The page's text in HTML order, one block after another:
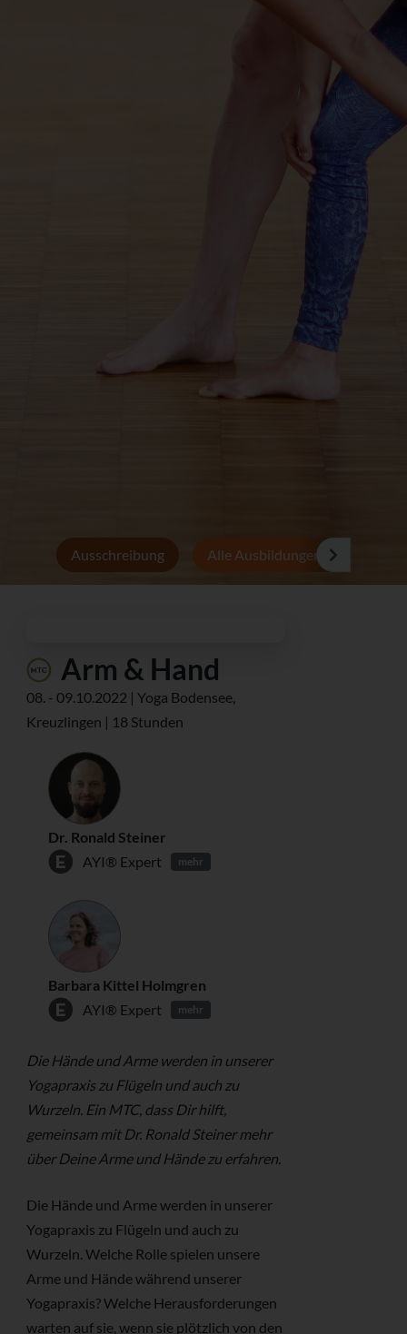
Ausschreibung Alle Ausbildungen
Arm & Hand
08. - 09.10.2022 | Yoga Bodensee,
Kreuzlingen | 18 Stunden
Dr. Ronald Steiner
AYI® Expert
mehr
Barbara Kittel Holmgren
AYI® Expert
mehr
Die Hände und Arme werden in unserer
Yogapraxis zu Flügeln und auch zu
Wurzeln. Ein MTC, dass Dir hilft,
gemeinsam mit Dr. Ronald Steiner mehr
über Deine Arme und Hände zu erfahren.
Die Hände und Arme werden in unserer
Yogapraxis zu Flügeln und auch zu
Wurzeln. Welche Rolle spielen unsere
Arme und Hände während unserer
Yogapraxis? Welche Herausforderungen
warten auf sie, wenn sie plötzlich von den